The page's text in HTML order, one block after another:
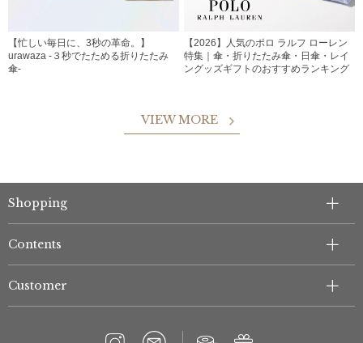
【忙しい毎日に、3秒の革命。】
urawaza -３秒でたためる折りたたみ
傘-
【2026】人気のポロ ラルフ ローレン
特集｜傘・折りたたみ傘・日傘・レイ
ングッズギフトのおすすめランキング
VIEW MORE
Shopping
Contents
Customer